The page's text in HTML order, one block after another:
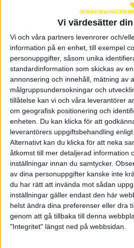
Vi värdesätter
Vi och våra partners levenrorer och/
information på en enhet, till exempel
personuppgifter, såsom unika
standardinformation som skickas av
annonsering och innehåll, mätning av
målgruppsundersokningar och
tillåtelse kan vi och våra leverantörer
om geografisk positionering och
enheten. Du kan klicka för att
leverantörers uppgiftsbehandling
Alternativt kan du klicka för att neka
åtkomst till mer detaljerad information
inställningar innan du samtycker.
av dina personuppgifter kanske inte
du har rätt att invända mot sådan
inställningar gäller endast den här
helst ändra dina preferenser eller dra
genom att gå tillbaka till denna
"Integritet" längst ned på webbsidan.
Josefin
Victoria
dubbelkvalet - en
återstår
15 juni 2026 13:33